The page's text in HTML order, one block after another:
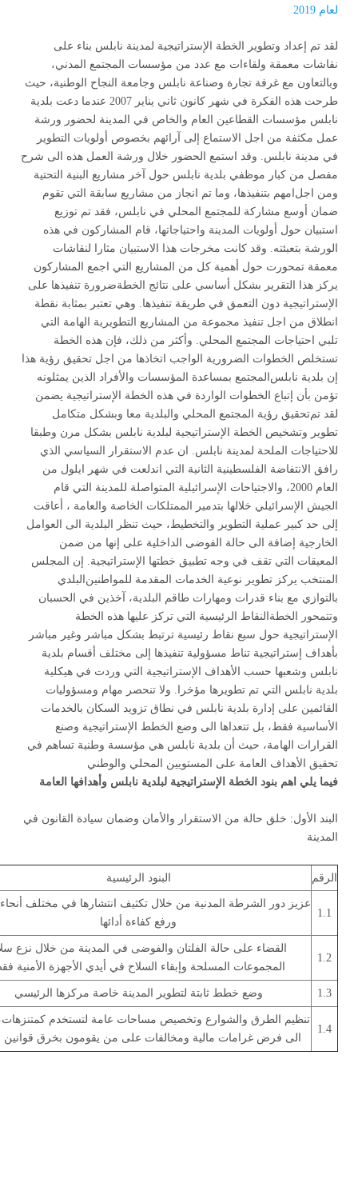
لعام 2019
لقد تم إعداد وتطوير الخطة الإستراتيجية لمدينة نابلس بناء على
نقاشات معمقة ولقاءات مع عدد من مؤسسات المجتمع المدني،
وبالتعاون مع غرفة تجارة وصناعة نابلس وجامعة النجاح الوطنية، حيث
طرحت هذه الفكرة في شهر كانون ثاني يناير 2007 عندما دعت بلدية
نابلس مؤسسات القطاعين العام والخاص في المدينة لحضور ورشة
عمل مكثفة من اجل الاستماع إلى آرائهم بخصوص أولويات التطوير
في مدينة نابلس. وقد استمع الحضور خلال ورشة العمل هذه الى شرح
مفصل من كبار موظفي بلدية نابلس حول آخر مشاريع البنية التحتية
التي تقوم
امهم بتنفيذها، وما تم انجاز من مشاريع سابقة ومن اجل
ضمان أوسع مشاركة للمجتمع المحلي في نابلس، فقد تم توزيع
استبيان حول أولويات المدينة واحتياجاتها، قام المشاركون في هذه
الورشة بتعبئته. وقد كانت مخرجات هذا الاستبيان مثارا لنقاشات
معمقة تمحورت حول أهمية كل من المشاريع التي اجمع المشاركون
على ضرورة تنفيذهايركز هذا التقرير بشكل أساسي على نتائج الخطة
الإستراتيجية دون التعمق في طريقة تنفيذها. وهي تعتبر بمثابة نقطة
انطلاق من اجل تنفيذ مجموعة من المشاريع التطويرية الهامة التي
تلبي احتياجات المجتمع المحلي. وأكثر من ذلك، فإن هذه الخطة
تستخلص الخطوات الضرورية الواجب اتخاذها من اجل تحقيق رؤية هذا
المجتمع بمساعدة المؤسسات والأفراد الذين يمثلونه إن بلدية نابلس
تؤمن بأن إتباع الخطوات الواردة في هذه الخطة الإستراتيجية يضمن
تحقيق رؤية المجتمع المحلي والبلدية معا وبشكل متكامللقد تم
تطوير وتشخيص الخطة الإستراتيجية لبلدية نابلس بشكل مرن وطبقا
للاحتياجات الملحة لمدينة نابلس. ان عدم الاستقرار السياسي الذي
رافق الانتفاضة الفلسطينية الثانية التي اندلعت في شهر ايلول من
العام 2000، والاجتياحات الإسرائيلية المتواصلة للمدينة التي قام
الجيش الإسرائيلي خلالها بتدمير الممتلكات الخاصة والعامة ، أعاقت
إلى حد كبير عملية التطوير والتخطيط، حيث تنظر البلدية الى العوامل
الخارجية إضافة الى حالة الفوضى الداخلية على إنها من ضمن
المعيقات التي تقف في وجه تطبيق خطتها الإستراتيجية. إن المجلس
البلدي المنتخب يركز تطوير نوعية الخدمات المقدمة للمواطنين
بالتوازي مع بناء قدرات ومهارات طاقم البلدية، آخذين في الحسبان
النقاط الرئيسية التي تركز عليها هذه الخطة وتتمحور الخطة
الإستراتيجية حول سبع نقاط رئيسية ترتبط بشكل مباشر وغير مباشر
بأهداف إستراتيجية تناط مسؤولية تنفيذها إلى مختلف أقسام بلدية
نابلس وشعبها حسب الأهداف الإستراتيجية التي وردت في هيكلية
بلدية نابلس التي تم تطويرها مؤخرا. ولا تنحصر مهام ومسؤوليات
القائمين على إدارة بلدية نابلس في نطاق تزويد السكان بالخدمات
الأساسية فقط، بل تتعداها الى وضع الخطط الإستراتيجية وصنع
القرارات الهامة، حيث أن بلدية نابلس هي مؤسسة وطنية تساهم في
تحقيق الأهداف العامة على المستويين المحلي والوطني
فيما يلي اهم بنود الخطة الإستراتيجية لبلدية نابلس وأهدافها العامة
البند الأول: خلق حالة من الاستقرار والأمان وضمان سيادة القانون في
المدينة
البنود الرئيسية الرقم
عزيز دور الشرطة المدنية من خلال تكثيف انتشارها في مختلف أنحاء
ورفع كفاءة أدائها
1.1
القضاء على حالة الفلتان والفوضى في المدينة من خلال نزع
المجموعات المسلحة وإبقاء السلاح في أيدي الأجهزة الأمنية
1.2
وضع خطط ثابتة لتطوير المدينة خاصة مركزها الرئيسي 1.3
تنظيم الطرق والشوارع وتخصيص مساحات عامة لتستخدم
الى فرض غرامات مالية ومخالفات على من يقومون بخرق قوانين
1.4